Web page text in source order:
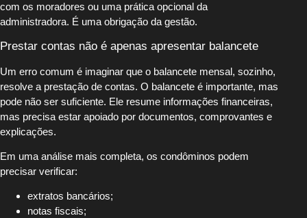
com os moradores ou uma prática opcional da
administradora. É uma obrigação da gestão.
Prestar contas não é apenas apresentar balancete
Um erro comum é imaginar que o balancete mensal, sozinho,
resolve a prestação de contas. O balancete é importante, mas
pode não ser suficiente. Ele resume informações financeiras,
mas precisa estar apoiado por documentos, comprovantes e
explicações.
Em uma análise mais completa, os condôminos podem
precisar verificar:
extratos bancários;
notas fiscais;